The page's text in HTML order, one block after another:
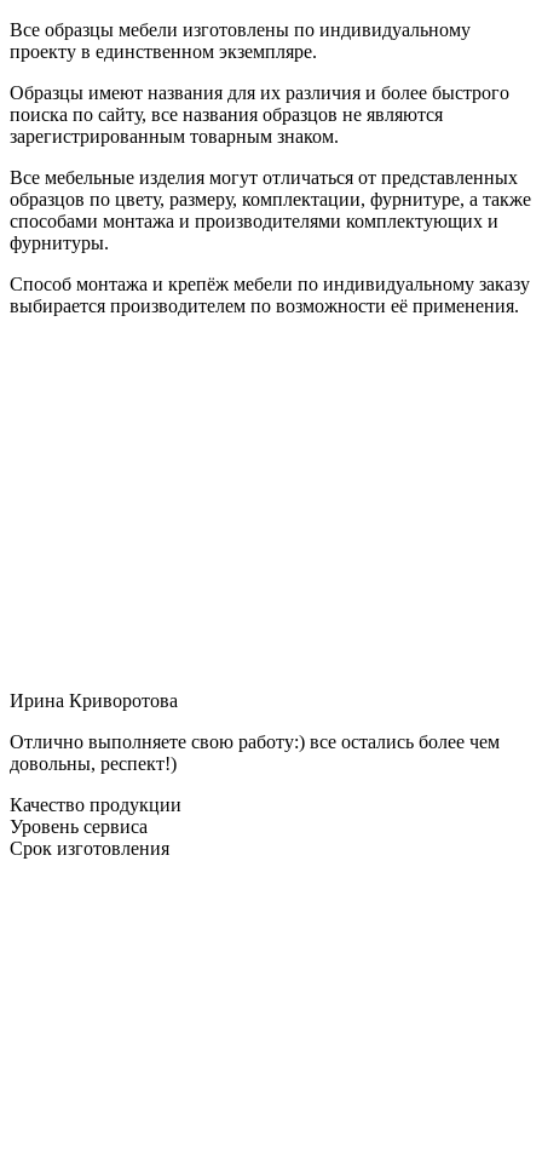
Все образцы мебели изготовлены по индивидуальному
проекту в единственном экземпляре.
Образцы имеют названия для их различия и более быстрого
поиска по сайту, все названия образцов не являются
зарегистрированным товарным знаком.
Все мебельные изделия могут отличаться от представленных
образцов по цвету, размеру, комплектации, фурнитуре, а также
способами монтажа и производителями комплектующих и
фурнитуры.
Способ монтажа и крепёж мебели по индивидуальному заказу
выбирается производителем по возможности её применения.
Ирина Криворотова
Отлично выполняете свою работу:) все остались более чем
довольны, респект!)
Качество продукции
Уровень сервиса
Срок изготовления